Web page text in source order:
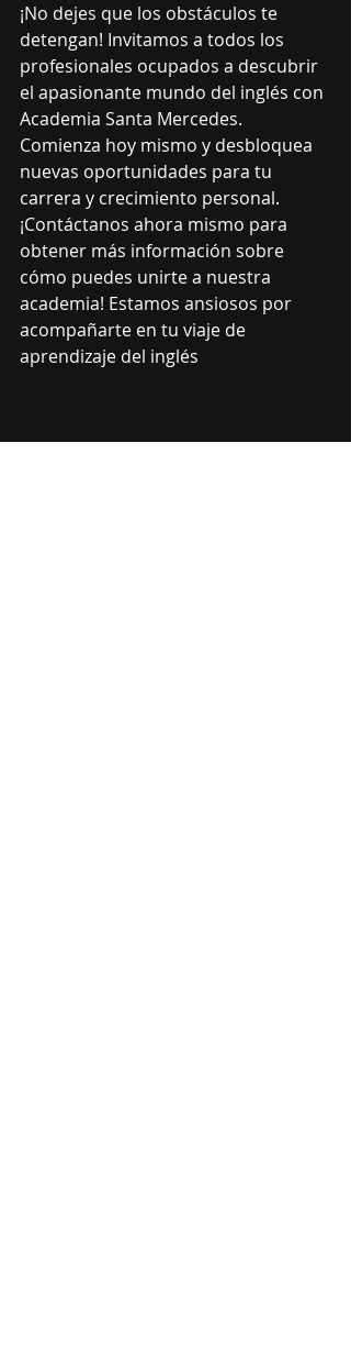
¡No dejes que los obstáculos te
detengan! Invitamos a todos los
profesionales ocupados a descubrir
el apasionante mundo del inglés con
Academia Santa Mercedes.
Comienza hoy mismo y desbloquea
nuevas oportunidades para tu
carrera y crecimiento personal.
¡Contáctanos ahora mismo para
obtener más información sobre
cómo puedes unirte a nuestra
academia! Estamos ansiosos por
acompañarte en tu viaje de
aprendizaje del inglés